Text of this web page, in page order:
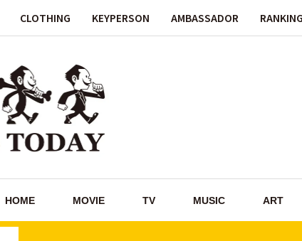
CLOTHING KEYPERSON AMBASSADOR RANKING
HOME MOVIE TV MUSIC ART